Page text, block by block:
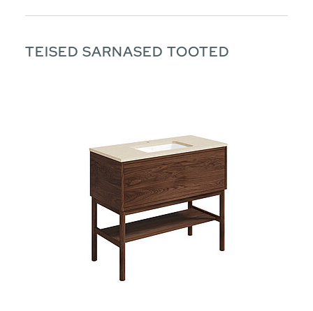
TEISED SARNASED TOOTED